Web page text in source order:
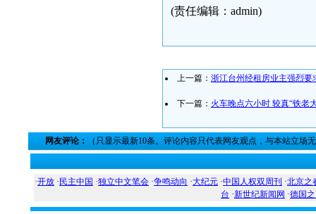
(责任编辑：admin)
上一篇： 浙江台州经租房业主强烈要
下一篇： 火车晚点六小时 较真“铁老
网友评论： （只显示最新10条。评论内容只代表网友观点，与本站立场
·开放 · 民主中国 ·独立中文笔会 ·争鸣动向 ·大纪元 ·中国人权双周刊 ·北京之
台 ·新世纪新闻网 ·德国